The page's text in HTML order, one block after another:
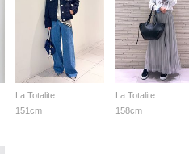
La Totalite
151cm
La Totalite
158cm